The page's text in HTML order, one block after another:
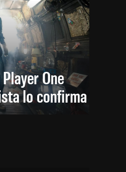
One
lo confirma